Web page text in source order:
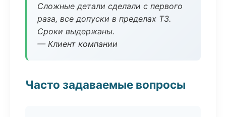
Сложные детали сделали с первого
раза, все допуски в пределах ТЗ.
Сроки выдержаны.
— Клиент компании
Часто задаваемые вопросы